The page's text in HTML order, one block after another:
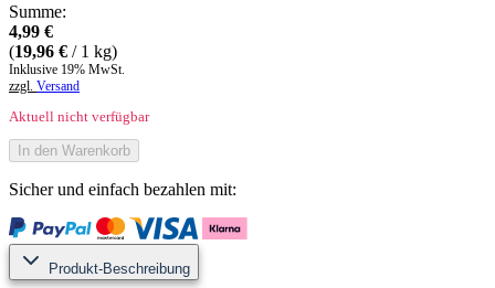
Summe:
4,99 €
(19,96 € / 1 kg)
Inklusive 19% MwSt.
zzgl. Versand
Aktuell nicht verfügbar
In den Warenkorb
Sicher und einfach bezahlen mit:
Produkt-Beschreibung